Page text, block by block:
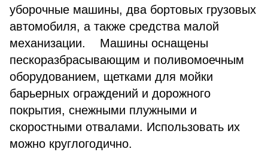
уборочные машины, два бортовых грузовых
автомобиля, а также средства малой
механизации. Машины оснащены
пескоразбрасывающим и поливомоечным
оборудованием, щетками для мойки
барьерных ограждений и дорожного
покрытия, снежными плужными и
скоростными отвалами. Использовать их
можно круглогодично.